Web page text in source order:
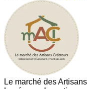
Le marché des